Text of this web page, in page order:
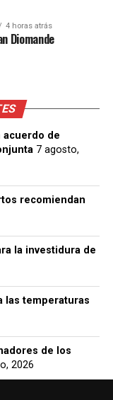
4 horas atrás
Diomande
acuerdo de
7 agosto,
recomiendan
la investidura de
las temperaturas
de los
2026